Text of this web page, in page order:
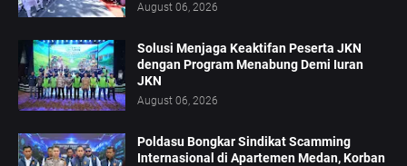
August 06, 2026
Solusi Menjaga Keaktifan Peserta JKN
dengan Program Menabung Demi Iuran
JKN
August 06, 2026
Poldasu Bongkar Sindikat Scamming
Internasional di Apartemen Medan, Korban